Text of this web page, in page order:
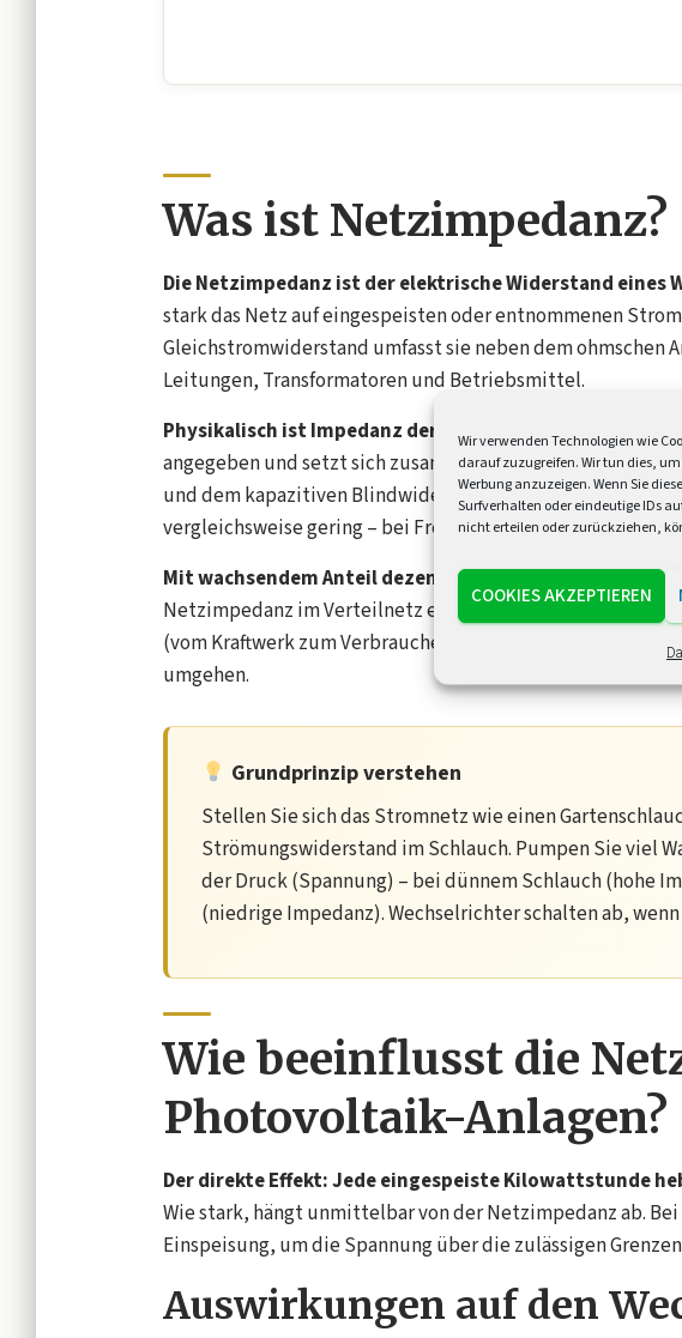
Wir verwenden Technologien wie
darauf zuzugreifen. Wir tun dies,
Werbung anzuzeigen. Wenn Sie
Surfverhalten oder eindeutige IDs
nicht erteilen oder zurückziehen,
COOKIES AKZEPTIEREN
Was ist Netzimpedanz?
Die Netzimpedanz ist der elektrische Widerstand eines
stark das Netz auf eingespeisten oder entnommenen
Gleichstromwiderstand umfasst sie neben dem
Leitungen, Transformatoren und Betriebsmittel.
Physikalisch ist Impedanz der Oberbegriff für den
angegeben und setzt sich zusammen aus dem
und dem kapazitiven Blindwiderstand (X_C). Im
vergleichsweise gering – bei Freileitungen und
Mit wachsendem Anteil dezentraler Erzeugung– allen
Netzimpedanz im Verteilnetz erheblich an Bedeutung.
(vom Kraftwerk zum Verbraucher) ausgelegt wurden,
umgehen.
Grundprinzip verstehen
Stellen Sie sich das Stromnetz wie einen
Strömungswiderstand im Schlauch. Pumpen Sie viel
der Druck (Spannung) – bei dünnem Schlauch (hohe
(niedrige Impedanz). Wechselrichter schalten ab,
Wie beeinflusst die
Photovoltaik-Anlagen?
Der direkte Effekt: Jede eingespeiste Kilowattstunde
Wie stark, hängt unmittelbar von der Netzimpedanz ab.
Einspeisung, um die Spannung über die zulässigen
Auswirkungen auf den